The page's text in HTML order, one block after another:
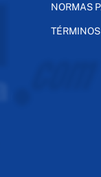
NORMAS